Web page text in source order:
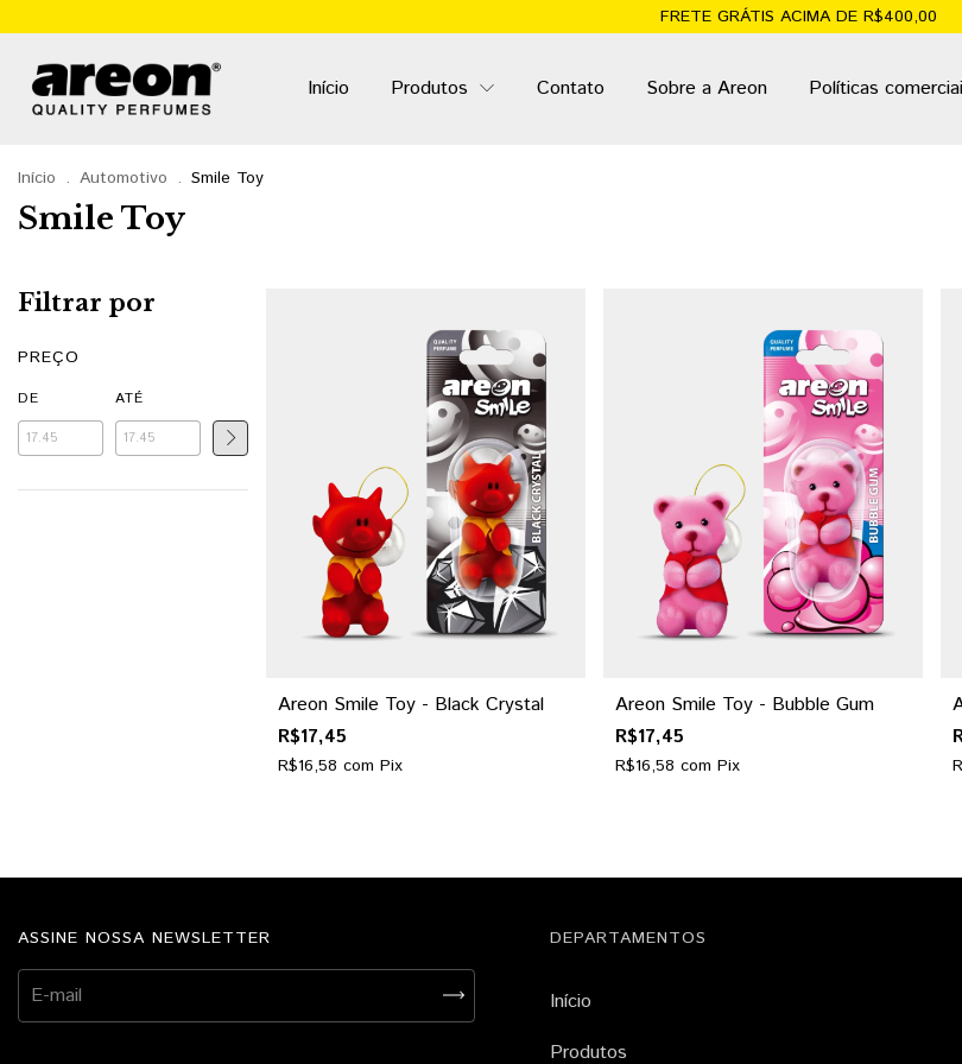
FRETE GRÁTIS ACIMA DE R$400,00
Início Produtos Contato Sobre a Areon Políticas
Início . Automotivo . Smile Toy
Smile Toy
Filtrar por
PREÇO
DE ATÉ
Areon Smile Toy - Black Crystal
R$17,45
R$16,58 com Pix
Areon Smile Toy - Bubble Gum
R$17,45
R$16,58 com Pix
ASSINE NOSSA NEWSLETTER DEPARTAMENTOS
Início
Produtos